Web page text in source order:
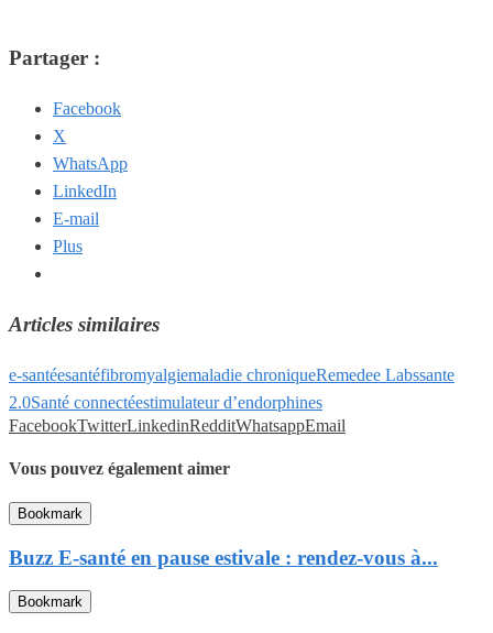
Partager :
Facebook
X
WhatsApp
LinkedIn
E-mail
Plus
Articles similaires
e-santéesantéfibromyalgiemaladie chroniqueRemedee Labssante
2.0Santé connectéestimulateur d’endorphines
FacebookTwitterLinkedinRedditWhatsappEmail
Vous pouvez également aimer
Bookmark
Buzz E-santé en pause estivale : rendez-vous à...
Bookmark